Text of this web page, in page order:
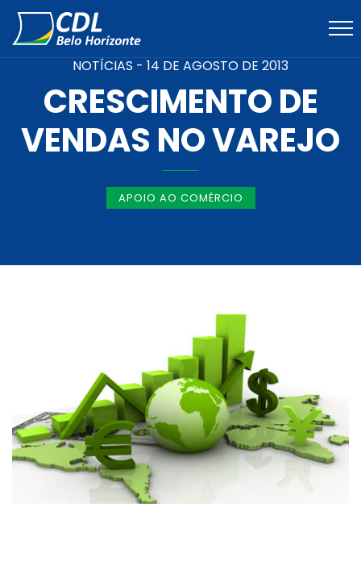
NOTÍCIAS - 14 DE AGOSTO DE 2013
CRESCIMENTO DE
VENDAS NO VAREJO
APOIO AO COMÉRCIO